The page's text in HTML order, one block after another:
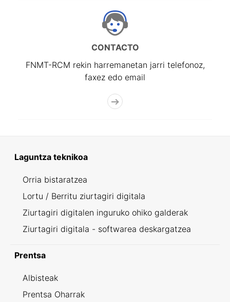
CONTACTO
FNMT-RCM rekin harremanetan jarri telefonoz,
faxez edo email
Laguntza teknikoa
Orria bistaratzea
Lortu / Berritu ziurtagiri digitala
Ziurtagiri digitalen inguruko ohiko galderak
Ziurtagiri digitala - softwarea deskargatzea
Prentsa
Albisteak
Prentsa Oharrak